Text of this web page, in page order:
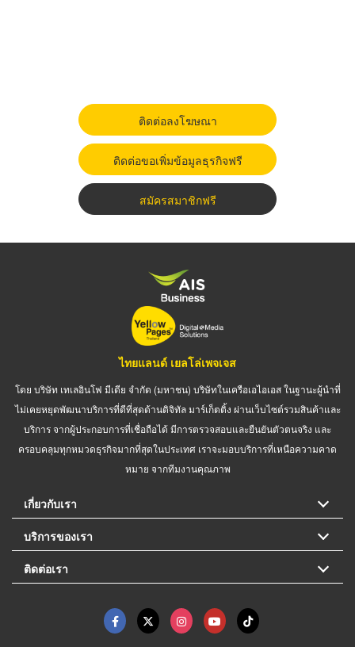
ติดต่อลงโฆษณา
ติดต่อขอเพิ่มข้อมูลธุรกิจฟรี
สมัครสมาชิกฟรี
ไทยแลนด์ เยลโล่เพจเจส
โดย บริษัท เทเลอินโฟ มีเดีย จำกัด (มหาชน) บริษัทในเครือเอไอเอส ในฐานะผู้นำที่
ไม่เคยหยุดพัฒนาบริการที่ดีที่สุดด้านดิจิทัล มาร์เก็ตติ้ง ผ่านเว็บไซต์รวมสินค้าและ
บริการ จากผู้ประกอบการที่เชื่อถือได้ มีการตรวจสอบและยืนยันตัวตนจริง และ
ครอบคลุมทุกหมวดธุรกิจมากที่สุดในประเทศ เราจะมอบบริการที่เหนือความคาด
หมาย จากทีมงานคุณภาพ
เกี่ยวกับเรา
บริการของเรา
ติดต่อเรา